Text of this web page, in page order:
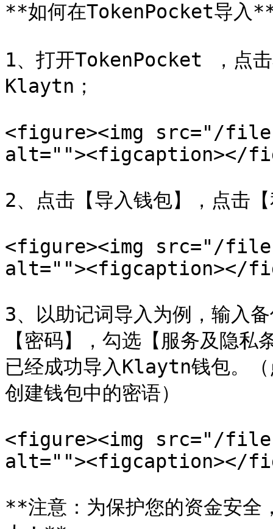
**如何在TokenPocket导
1、打开TokenPocket ，点击
Klaytn；
<figure><img src="/files/
alt=""><figcaption></
2、点击【导入钱包】，点击
<figure><img src="/files/
alt=""><figcaption></
3、以助记词导入为例，输入
【密码】，勾选【服务及隐
已经成功导入Klaytn钱包。
创建钱包中的密语）
<figure><img src="/files/
alt=""><figcaption></
**注意：为保护您的资金安全